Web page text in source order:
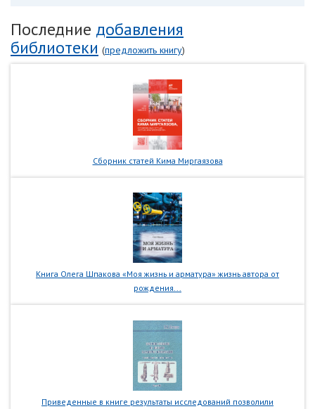
Последние добавления
библиотеки (предложить книгу)
Сборник статей Кима Миргаязова
Книга Олега Шпакова «Моя жизнь и арматура» жизнь автора от
рождения...
Приведенные в книге результаты исследований позволили